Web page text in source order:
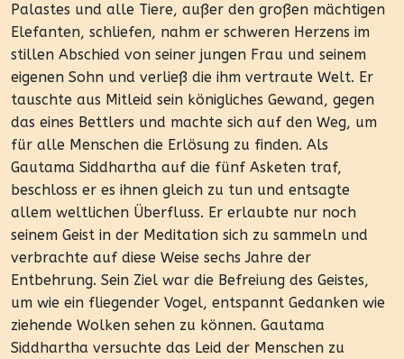
Palastes und alle Tiere, außer den großen mächtigen
Elefanten, schliefen, nahm er schweren Herzens im
stillen Abschied von seiner jungen Frau und seinem
eigenen Sohn und verließ die ihm vertraute Welt. Er
tauschte aus Mitleid sein königliches Gewand, gegen
das eines Bettlers und machte sich auf den Weg, um
für alle Menschen die Erlösung zu finden. Als
Gautama Siddhartha auf die fünf Asketen traf,
beschloss er es ihnen gleich zu tun und entsagte
allem weltlichen Überfluss. Er erlaubte nur noch
seinem Geist in der Meditation sich zu sammeln und
verbrachte auf diese Weise sechs Jahre der
Entbehrung. Sein Ziel war die Befreiung des Geistes,
um wie ein fliegender Vogel, entspannt Gedanken wie
ziehende Wolken sehen zu können. Gautama
Siddhartha versuchte das Leid der Menschen zu